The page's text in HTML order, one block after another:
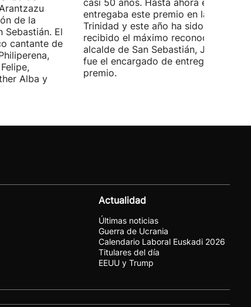
de la
Sebastián. El
cantante de
Alba y
casi 50 años. Hasta ahora era él
entregaba este premio en la Plaza
Trinidad y este año ha sido él quien
recibido el máximo reconocimiento.
alcalde de San Sebastián, Jon
fue el encargado de entregarle el
premio.
Actualidad
Últimas noticias
Guerra de Ucrania
Calendario Laboral Euskadi 2026
Titulares del día
EEUU y Trump